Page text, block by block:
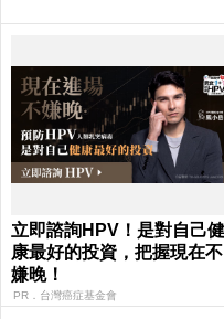
立即諮詢HPV！是對自己健
康最好的投資，把握現在不
嫌晚！
PR．台灣癌症基金會